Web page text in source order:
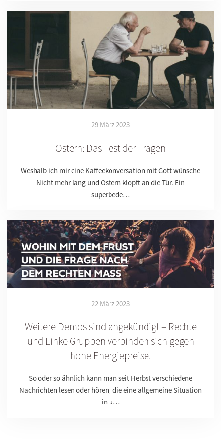
29 März 2023
Ostern: Das Fest der Fragen
Weshalb ich mir eine Kaffeekonversation mit Gott wünsche
Nicht mehr lang und Ostern klopft an die Tür. Ein
superbede…
22 März 2023
Weitere Demos sind angekündigt – Rechte
und Linke Gruppen verbinden sich gegen
hohe Energiepreise.
So oder so ähnlich kann man seit Herbst verschiedene
Nachrichten lesen oder hören, die eine allgemeine Situation
in u…